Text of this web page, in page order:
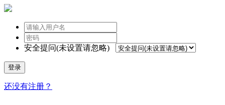
安全提问(未设置请忽略)
登录
还没有注册？